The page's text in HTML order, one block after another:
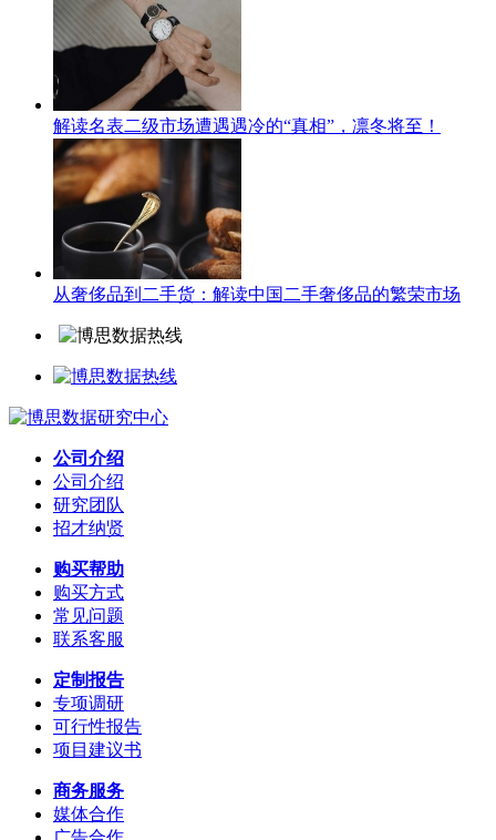
解读名表二级市场遭遇遇冷的“真相”，凛冬将至！
从奢侈品到二手货：解读中国二手奢侈品的繁荣市场
公司介绍
公司介绍
研究团队
招才纳贤
购买帮助
购买方式
常见问题
联系客服
定制报告
专项调研
可行性报告
项目建议书
商务服务
媒体合作